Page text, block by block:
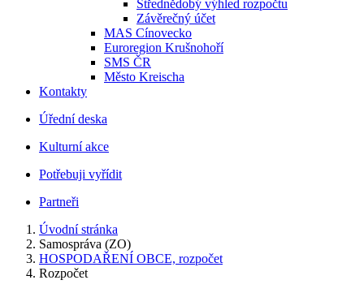
Střednědobý výhled rozpočtu
Závěrečný účet
MAS Cínovecko
Euroregion Krušnohoří
SMS ČR
Město Kreischa
Kontakty
Úřední deska
Kulturní akce
Potřebuji vyřídit
Partneři
Úvodní stránka
Samospráva (ZO)
HOSPODAŘENÍ OBCE, rozpočet
Rozpočet